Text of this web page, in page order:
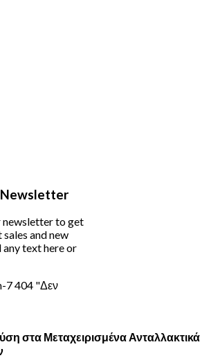
Newsletter
newsletter to get
and new
text here or
7 404 "Δεν
στα Μεταχειρισμένα Ανταλλακτικά